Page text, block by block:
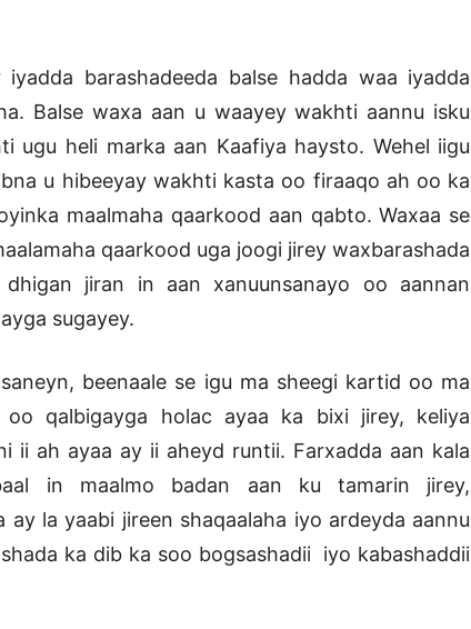
barashadeeda balse hadda waa iyadda
Balse waxa aan u waayey wakhti aannu isku
ugu heli marka aan Kaafiya haysto. Wehel iigu
u hibeeyay wakhti kasta oo firaaqo ah oo ka
maalmaha qaarkood aan qabto. Waxaa se
qaarkood uga joogi jirey waxbarashada
jiran in aan xanuunsanayo oo aannan
sugayey.
beenaale se igu ma sheegi kartid oo ma
qalbigayga holac ayaa ka bixi jirey, keliya
ii ah ayaa ay ii aheyd runtii. Farxadda aan kala
in maalmo badan aan ku tamarin jirey,
la yaabi jireen shaqaalaha iyo ardeyda aannu
ka dib ka soo bogsashadii iyo kabashaddii